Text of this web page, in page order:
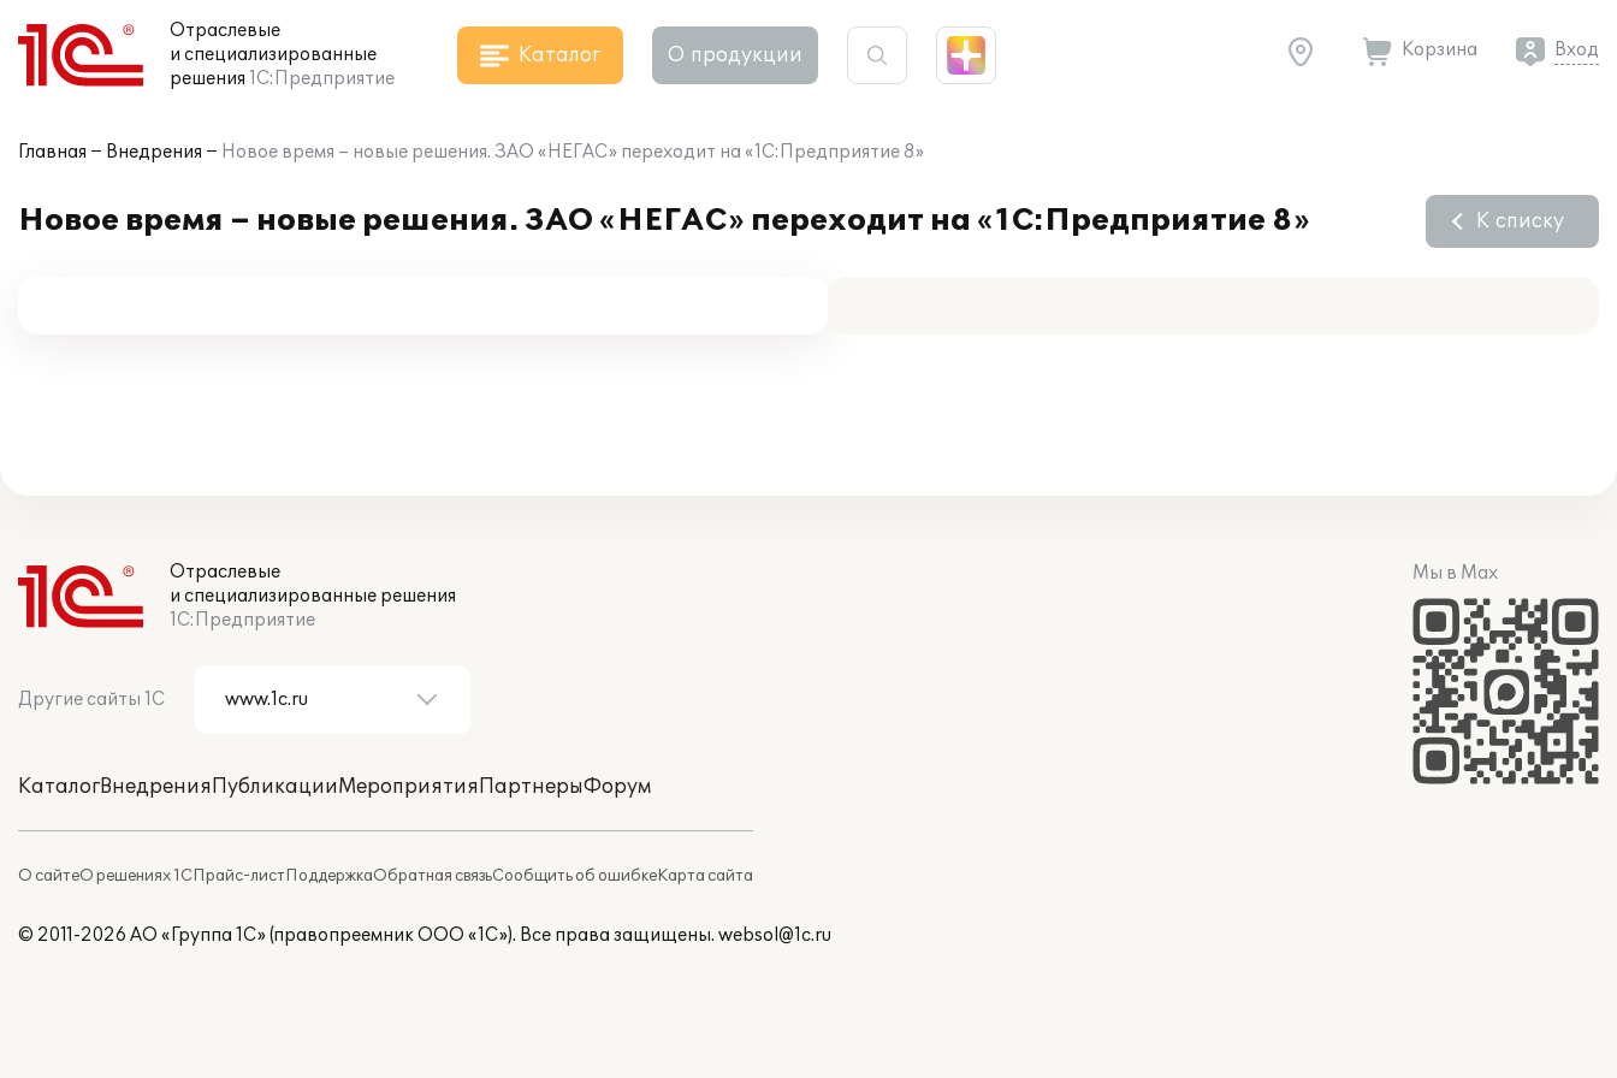
Отраслевые
и специализированные
решения 1С:Предприятие
Каталог О продукции Корзина Вход
Главная Внедрения Новое время – новые решения. ЗАО «НЕГАС» переходит на «1С:Предприятие 8»
Новое время – новые решения. ЗАО «НЕГАС» переходит на «1С:Предприятие 8» К списку
Отраслевые
и специализированные решения
1С:Предприятие
Другие сайты 1С
КаталогВнедренияПубликацииМероприятияПартнерыФорум
О сайтеО решениях 1СПрайс-листПоддержкаОбратная связьСообщить об ошибкеКарта сайта
Мы в Max
© 2011-2026 АО «Группа 1С» (правопреемник ООО «1С»). Все права защищены. websol@1c.ru